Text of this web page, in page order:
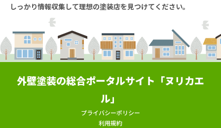
しっかり情報収集して理想の塗装店を見つけてください。
外壁塗装の総合ポータルサイト「ヌリカエ
ル」
プライバシーポリシー
利用規約